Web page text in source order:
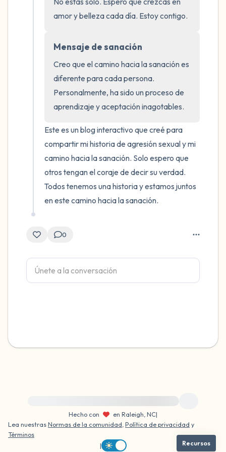
amor y belleza cada día. Estoy contigo.
Mensaje de sanación
Creo que el camino hacia la sanación es
diferente para cada persona.
Personalmente, ha sido un proceso de
aprendizaje y aceptación inagotables.
Este es un blog interactivo que creé para
compartir mi historia de agresión sexual y mi
camino hacia la sanación. Solo espero que
otros tengan el coraje de decir su verdad.
Todos tenemos una historia y estamos juntos
en este camino hacia la sanación.
0
Hecho con
en Raleigh, NC|
Lea nuestrasNormas de la comunidad Política de privacidad y
Términos
|
Recursos
dentro de la habitación y por la ventana)
4 – cosas que puedes sentir (¿qué hay
frente a ti que puedas tocar?)
3 – cosas que puedes oír
2 – cosas que puedes oler
1 – cosa que te gusta de ti mismo.
Respira hondo para terminar.